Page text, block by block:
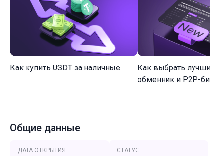
Как купить USDT за наличные
Как выбрать лучший
обменник и P2P-
Общие данные
ДАТА ОТКРЫТИЯ СТАТУС